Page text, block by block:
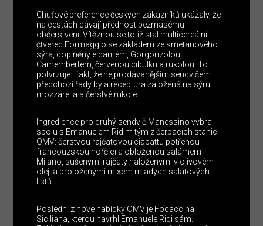
Chuťové preference českých zákazníků ukázaly, že
na cestách dávají přednost bezmasému
občerstvení. Vítěznou se totiž stal multicereální
čtverec Formaggio se základem ze smetanového
sýra, doplněný eidamem, Gorgonzolou,
Camembertem, červenou cibulku a rukolou. To
potvrzuje i fakt, že nejprodávanějším sendvičem
předchozí řady byla receptura založená na sýru
mozzarella a čerstvé rukole.
Ingredience pro druhý sendvič Manessino vybral
spolu s Emanuelem Ridim tým z čerpacích stanic
OMV: čerstvou rajčatovou ciabattu potřenou
francouzskou hořčicí a obloženou salámem
Milano, sušenými rajčaty naloženými v olivovém
oleji a proloženými mixem mladých salátových
listů.
Poslední z nové nabídky OMV je Focaccina
Siciliana, kterou navrhl Emanuele Ridi sám.